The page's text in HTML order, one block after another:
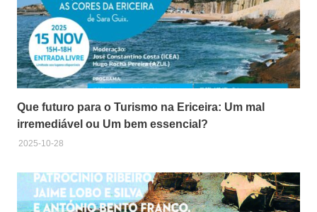
Que futuro para o Turismo na Ericeira: Um mal
irremediável ou Um bem essencial?
2025-10-28